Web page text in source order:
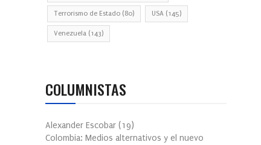
Terrorismo de Estado (80) USA (145)
Venezuela (143)
COLUMNISTAS
Alexander Escobar (19)
Colombia: Medios alternativos y el nuevo